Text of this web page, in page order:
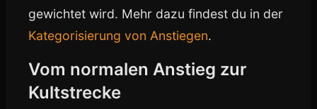
gewichtet wird. Mehr dazu findest du in der
Kategorisierung von Anstiegen.
Vom normalen Anstieg zur
Kultstrecke